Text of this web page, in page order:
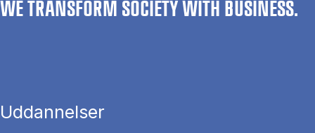
WE TRANSFORM SOCIETY WITH BUSINESS.
Uddannelser